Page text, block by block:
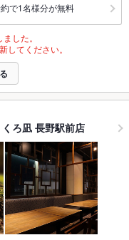
で1名様分が無料
した。
してください。
ろ凪 長野駅前店